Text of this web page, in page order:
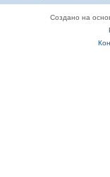
Создано на